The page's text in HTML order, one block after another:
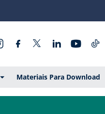
Materiais Para Download